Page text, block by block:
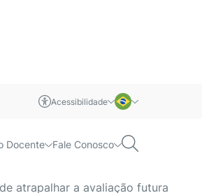
Acessibilidade
Português
Docente Fale Conosco
de impacto
atrapalhar a avaliação futura